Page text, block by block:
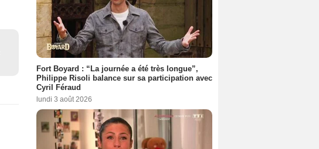
Fort Boyard : “La journée a été très longue”,
Philippe Risoli balance sur sa participation avec
Cyril Féraud
lundi 3 août 2026